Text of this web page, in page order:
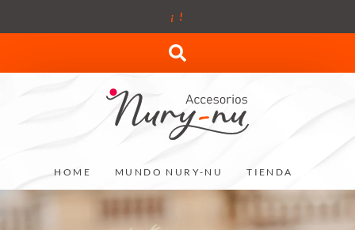
¡ !
HOME MUNDO NURY-NU TIENDA